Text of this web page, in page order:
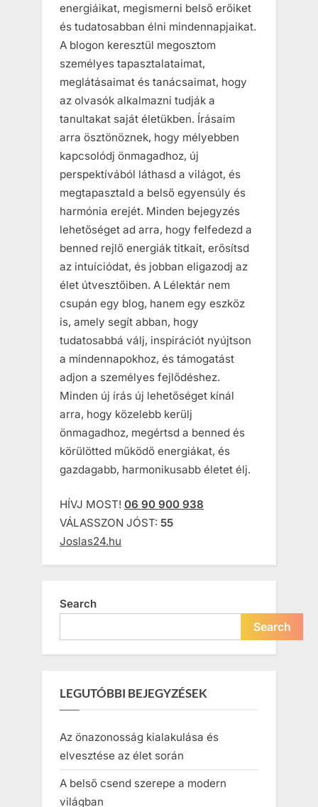
energiáikat, megismerni belső erőiket
és tudatosabban élni mindennapjaikat.
A blogon keresztül megosztom
személyes tapasztalataimat,
meglátásaimat és tanácsaimat, hogy
az olvasók alkalmazni tudják a
tanultakat saját életükben. Írásaim
arra ösztönöznek, hogy mélyebben
kapcsolódj önmagadhoz, új
perspektívából láthasd a világot, és
megtapasztald a belső egyensúly és
harmónia erejét. Minden bejegyzés
lehetőséget ad arra, hogy felfedezd a
benned rejlő energiák titkait, erősítsd
az intuíciódat, és jobban eligazodj az
élet útvesztőiben. A Lélektár nem
csupán egy blog, hanem egy eszköz
is, amely segít abban, hogy
tudatosabbá válj, inspirációt nyújtson
a mindennapokhoz, és támogatást
adjon a személyes fejlődéshez.
Minden új írás új lehetőséget kínál
arra, hogy közelebb kerülj
önmagadhoz, megértsd a benned és
körülötted működő energiákat, és
gazdagabb, harmonikusabb életet élj.
HÍVJ MOST! 06 90 900 938
VÁLASSZON JÓST: 55
Joslas24.hu
Search
Search
LEGUTÓBBI BEJEGYZÉSEK
Az önazonosság kialakulása és
elvesztése az élet során
A belső csend szerepe a modern
világban